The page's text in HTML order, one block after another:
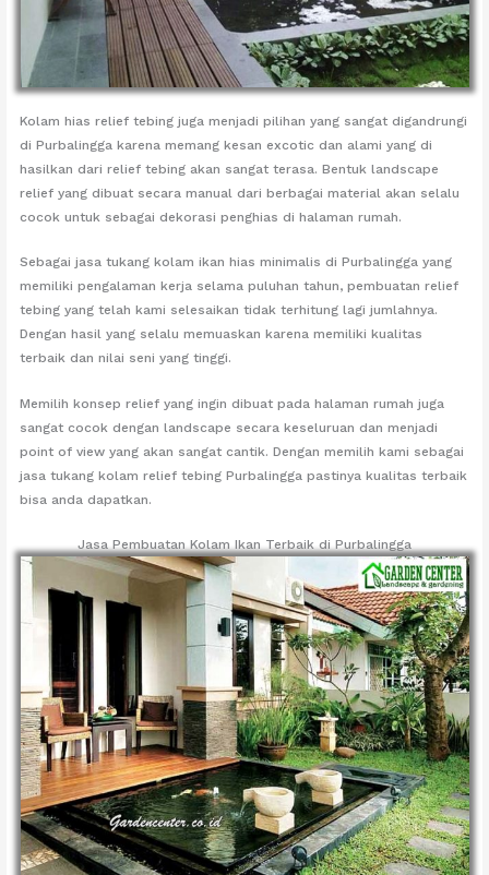
Kolam hias relief tebing juga menjadi pilihan yang sangat digandrungi
di Purbalingga karena memang kesan excotic dan alami yang di
hasilkan dari relief tebing akan sangat terasa. Bentuk landscape
relief yang dibuat secara manual dari berbagai material akan selalu
cocok untuk sebagai dekorasi penghias di halaman rumah.
Sebagai jasa tukang kolam ikan hias minimalis di Purbalingga yang
memiliki pengalaman kerja selama puluhan tahun, pembuatan relief
tebing yang telah kami selesaikan tidak terhitung lagi jumlahnya.
Dengan hasil yang selalu memuaskan karena memiliki kualitas
terbaik dan nilai seni yang tinggi.
Memilih konsep relief yang ingin dibuat pada halaman rumah juga
sangat cocok dengan landscape secara keseluruan dan menjadi
point of view yang akan sangat cantik. Dengan memilih kami sebagai
jasa tukang kolam relief tebing Purbalingga pastinya kualitas terbaik
bisa anda dapatkan.
Jasa Pembuatan Kolam Ikan Terbaik di Purbalingga